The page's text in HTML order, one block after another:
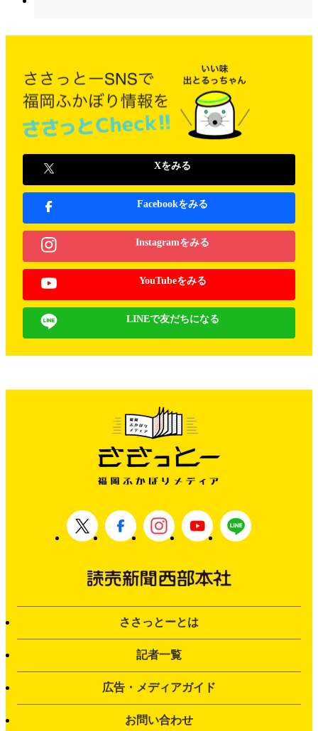
Xをみる
Facebookをみる
Instagramをみる
YouTubeをみる
LINEで友だちになる
ささっとーとは
記者一覧
広告・メディアガイド
お問い合わせ